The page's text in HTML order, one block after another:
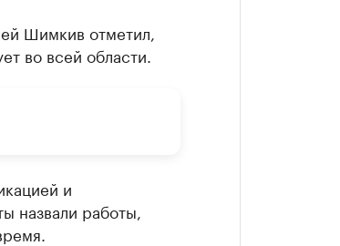
Шимкив отметил,
во всей области.
и
назвали работы,